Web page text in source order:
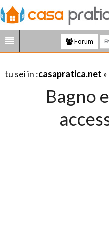
Forum
tu sei in :casapratica.net »
Bagno